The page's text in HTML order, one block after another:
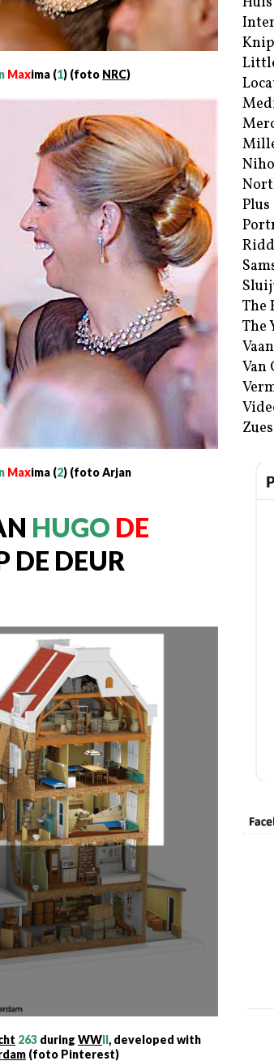
Maxima (1) (foto NRC)
Maxima (2) (foto Arjan
HUGO DE
DE DEUR
263 during WWII, developed with
(foto Pinterest)
Plus
The
The
Van